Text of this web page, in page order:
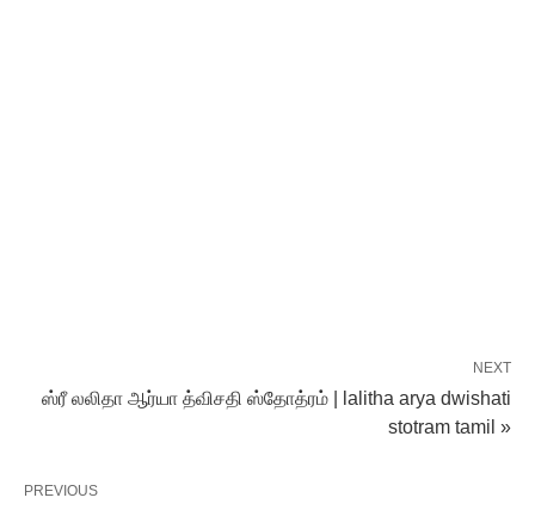
NEXT
ஸ்ரீ லலிதா ஆர்யா த்விசதி ஸ்தோத்ரம் | lalitha arya dwishati
stotram tamil »
PREVIOUS